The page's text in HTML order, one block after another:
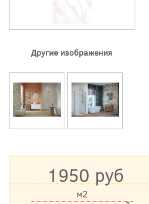
Другие изображения
1950 руб
м2